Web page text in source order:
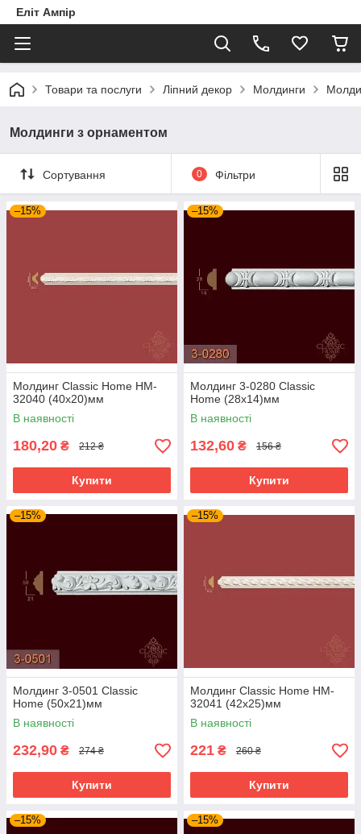
Еліт Ампір
Товари та послуги Ліпний декор Молдинги
Молдинги з орнаментом
Сортування 0 Фільтри
–15%
Молдинг Classic Home HM-
32040 (40х20)мм
В наявності
180,20 ₴ 212 ₴
Купити
–15%
Молдинг 3-0280 Classic
Home (28x14)мм
В наявності
132,60 ₴ 156 ₴
Купити
–15%
Молдинг 3-0501 Classic
Home (50x21)мм
В наявності
232,90 ₴ 274 ₴
Купити
–15%
Молдинг Classic Home HM-
32041 (42х25)мм
В наявності
221 ₴ 260 ₴
Купити
–15% –15%